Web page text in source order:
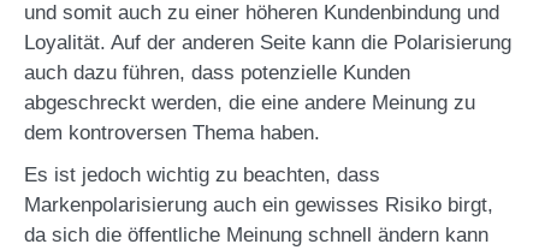
und somit auch zu einer höheren Kundenbindung und
Loyalität. Auf der anderen Seite kann die Polarisierung
auch dazu führen, dass potenzielle Kunden
abgeschreckt werden, die eine andere Meinung zu
dem kontroversen Thema haben.
Es ist jedoch wichtig zu beachten, dass
Markenpolarisierung auch ein gewisses Risiko birgt,
da sich die öffentliche Meinung schnell ändern kann